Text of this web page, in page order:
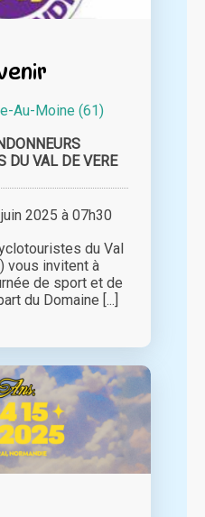
Au-Moine (61)
DU VAL DE VERE
2025 à 07h30
du Val
vous invitent à
de sport et de
du Domaine [...]